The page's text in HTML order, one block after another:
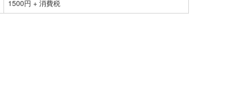
1500円 + 消費税